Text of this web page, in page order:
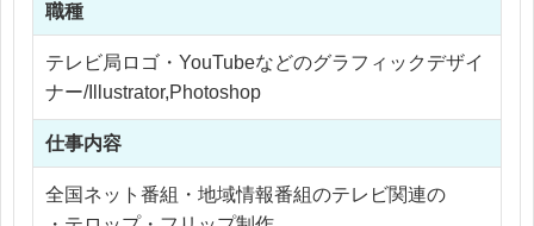
職種
テレビ局ロゴ・YouTubeなどのグラフィックデザイ
ナー/Illustrator,Photoshop
仕事内容
全国ネット番組・地域情報番組のテレビ関連の